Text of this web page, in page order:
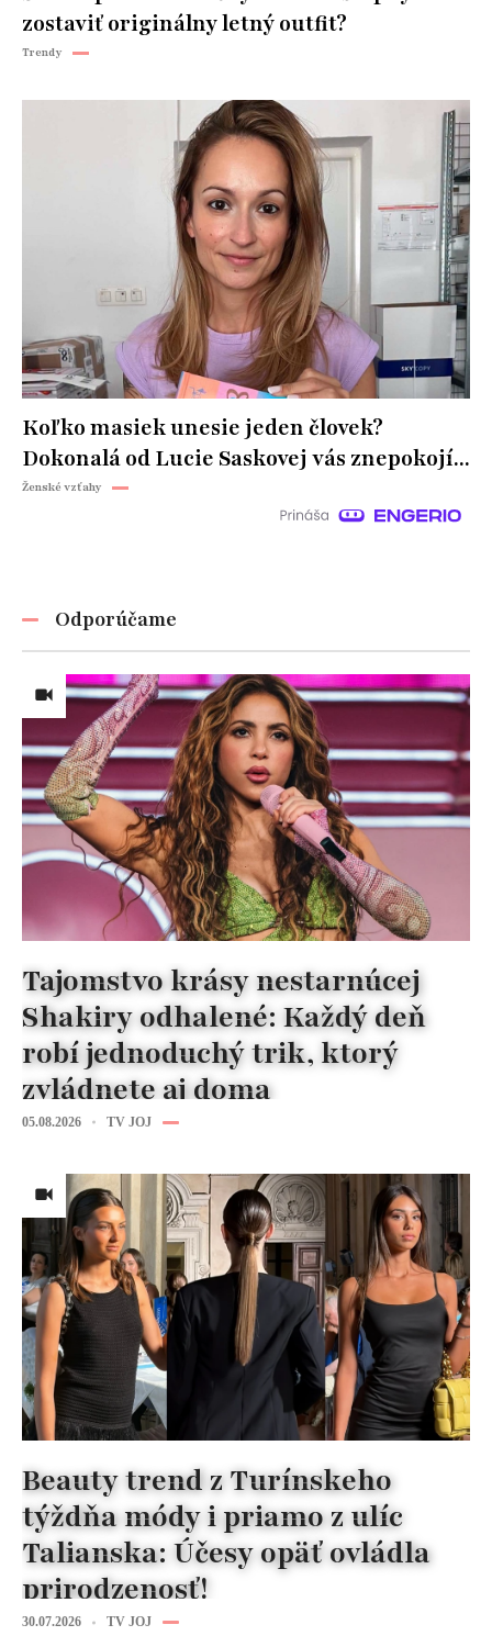
zostaviť originálny letný outfit?
Trendy
Koľko masiek unesie jeden človek?
Dokonalá od Lucie Saskovej vás znepokojí...
Ženské vzťahy
Odporúčame
Tajomstvo krásy nestarnúcej
Shakiry odhalené: Každý deň
robí jednoduchý trik, ktorý
zvládnete aj doma
05.08.2026 TV JOJ
Beauty trend z Turínskeho
týždňa módy i priamo z ulíc
Talianska: Účesy opäť ovládla
prirodzenosť!
30.07.2026 TV JOJ